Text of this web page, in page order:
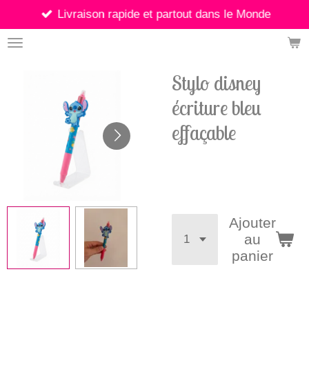
Passer
au
contenu
Livraison rapide et partout dans le Monde
Stylo disney
écriture bleu
effaçable
Ajouter
au
panier